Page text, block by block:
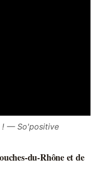
! — So'positive
du-Rhône et de